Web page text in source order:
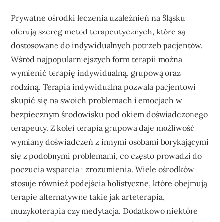
Prywatne ośrodki leczenia uzależnień na Śląsku
oferują szereg metod terapeutycznych, które są
dostosowane do indywidualnych potrzeb pacjentów.
Wśród najpopularniejszych form terapii można
wymienić terapię indywidualną, grupową oraz
rodziną. Terapia indywidualna pozwala pacjentowi
skupić się na swoich problemach i emocjach w
bezpiecznym środowisku pod okiem doświadczonego
terapeuty. Z kolei terapia grupowa daje możliwość
wymiany doświadczeń z innymi osobami borykającymi
się z podobnymi problemami, co często prowadzi do
poczucia wsparcia i zrozumienia. Wiele ośrodków
stosuje również podejścia holistyczne, które obejmują
terapie alternatywne takie jak arteterapia,
muzykoterapia czy medytacja. Dodatkowo niektóre